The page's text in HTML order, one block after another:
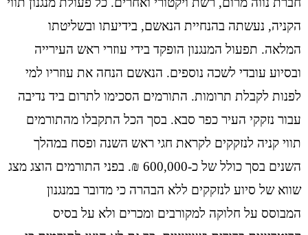
הקניה, נעשתה בהנחיית הנאשם, בידיעתו ובשליטתו
המלאה. תפעול המנגנון הופקד בידי עוזרי ראש העירייה
ובסיוע עובדי לשכה נוספים. הנאשם הנחה את עוזריו למי
לפנות לקבלת תרומות. התורמים הסכימו לתרום ביד נדיבה
עבור נזקקי העיר כפר סבא. בסך הכל התקבלו מהתורמים
תווי קניה לנזקקים לקראת חגי ראש השנה ופסח במהלך
השנים בסך כולל של כ-600,000 ₪. בפני התורמים הוצג מצג
שווא של סיוע לנזקקים ללא הבהרה כי מדובר במנגנון
המבוסס על חלוקה למקורבים ומכרים ולא על בסיס